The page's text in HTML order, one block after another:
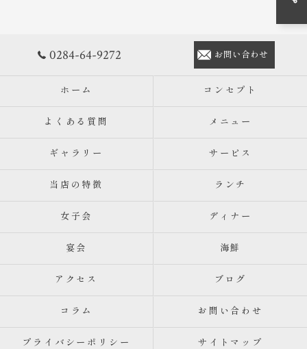
0284-64-9272 お問い合わせ
ホーム コンセプト
よくある質問 メニュー
ギャラリー サービス
当店の特徴 ランチ
女子会 ディナー
宴会 海鮮
アクセス ブログ
コラム お問い合わせ
プライバシーポリシー サイトマップ